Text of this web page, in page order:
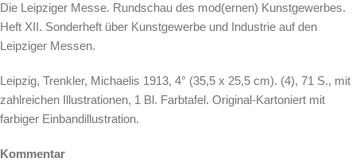
Die Leipziger Messe. Rundschau des mod(ernen) Kunstgewerbes.
Heft XII. Sonderheft über Kunstgewerbe und Industrie auf den
Leipziger Messen.
Leipzig, Trenkler, Michaelis 1913, 4° (35,5 x 25,5 cm). (4), 71 S., mit
zahlreichen Illustrationen, 1 Bl. Farbtafel. Original-Kartoniert mit
farbiger Einbandillustration.
Kommentar